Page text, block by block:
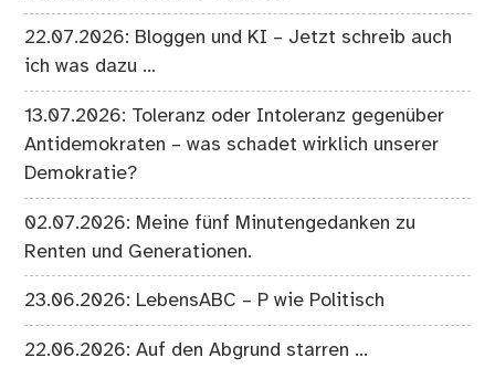
22.07.2026: Bloggen und KI – Jetzt schreib auch
ich was dazu …
13.07.2026: Toleranz oder Intoleranz gegenüber
Antidemokraten – was schadet wirklich unserer
Demokratie?
02.07.2026: Meine fünf Minutengedanken zu
Renten und Generationen.
23.06.2026: LebensABC – P wie Politisch
22.06.2026: Auf den Abgrund starren …